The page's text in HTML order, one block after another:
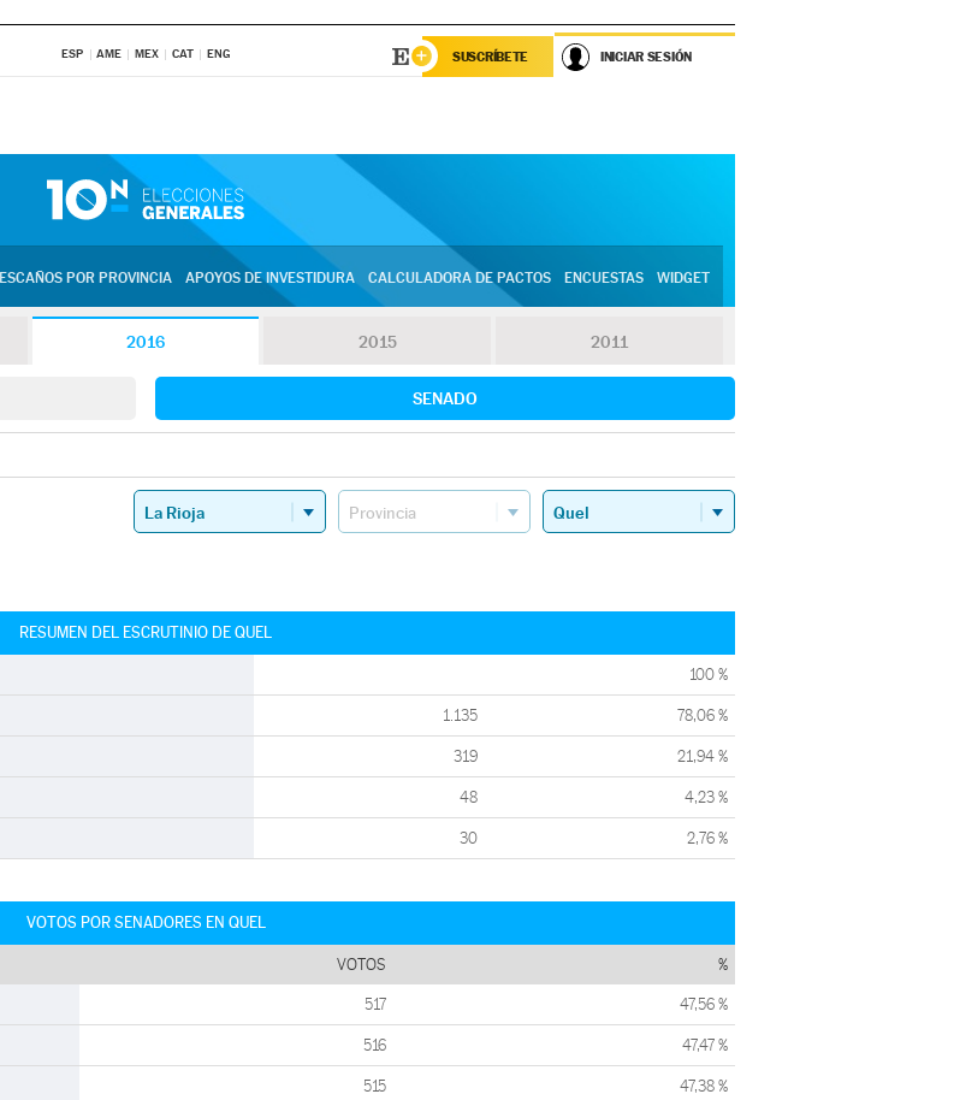
ESP AME MEX CAT ENG SUSCRÍBETE INICIAR SESIÓN
ESCAÑOS POR PROVINCIA APOYOS DE INVESTIDURA CALCULADORA DE PACTOS ENCUESTAS WIDGET
2016 2015 2011
SENADO
RESUMEN DEL ESCRUTINIO DE QUEL
100 %
1.135 78,06 %
319 21,94 %
48 4,23 %
30 2,76 %
VOTOS POR SENADORES EN QUEL
VOTOS %
517 47,56 %
516 47,47 %
515 47,38 %